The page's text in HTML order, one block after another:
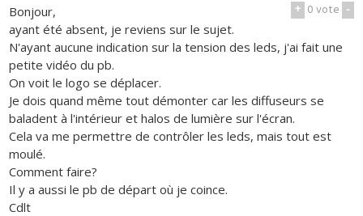
+ 0vote -
Bonjour,
ayant été absent, je reviens sur le sujet.
N'ayant aucune indication sur la tension des leds, j'ai fait une
petite vidéo du pb.
On voit le logo se déplacer.
Je dois quand même tout démonter car les diffuseurs se
baladent à l'intérieur et halos de lumière sur l'écran.
Cela va me permettre de contrôler les leds, mais tout est
moulé.
Comment faire?
Il y a aussi le pb de départ où je coince.
Cdlt